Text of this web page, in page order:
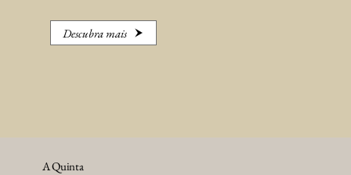
Descubra mais
A Quinta